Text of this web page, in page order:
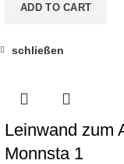
ADD TO CART
schließen
Leinwand zum
Monnsta 1